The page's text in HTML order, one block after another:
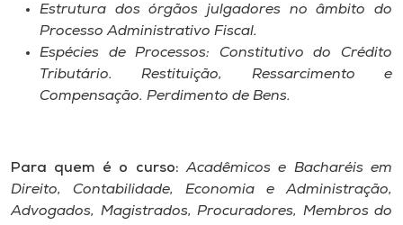
Estrutura dos órgãos julgadores no âmbito do
Processo Administrativo Fiscal.
Espécies de Processos: Constitutivo do Crédito
Tributário. Restituição, Ressarcimento e
Compensação. Perdimento de Bens.
Para quem é o curso: Acadêmicos e Bacharéis em
Direito, Contabilidade, Economia e Administração,
Advogados, Magistrados, Procuradores, Membros do